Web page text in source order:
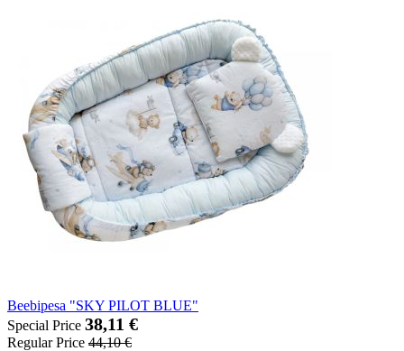
Beebipesa "SKY PILOT BLUE"
Special Price 38,11 €
Regular Price 44,10 €